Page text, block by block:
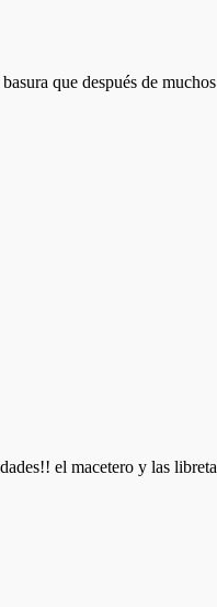
que después de
el macetero y las